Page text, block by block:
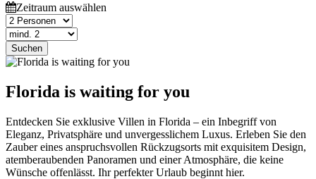
Zeitraum auswählen
Suchen
Florida is waiting for you
Entdecken Sie exklusive Villen in Florida – ein Inbegriff von
Eleganz, Privatsphäre und unvergesslichem Luxus. Erleben Sie den
Zauber eines anspruchsvollen Rückzugsorts mit exquisitem Design,
atemberaubenden Panoramen und einer Atmosphäre, die keine
Wünsche offenlässt. Ihr perfekter Urlaub beginnt hier.